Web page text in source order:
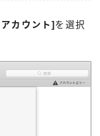
カウント] を選択